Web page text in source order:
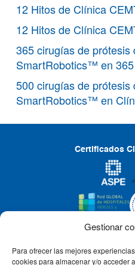
Gestionar
Para ofrecer las mejores
cookies para almacenar y/o acceder
12 Hitos de Clínica
12 Hitos de Clínica
365 cirugías de prótesis
SmartRobotics™ en
500 cirugías de prótesis
SmartRobotics™ en
Certificados
CLÍNICA CEMTRO